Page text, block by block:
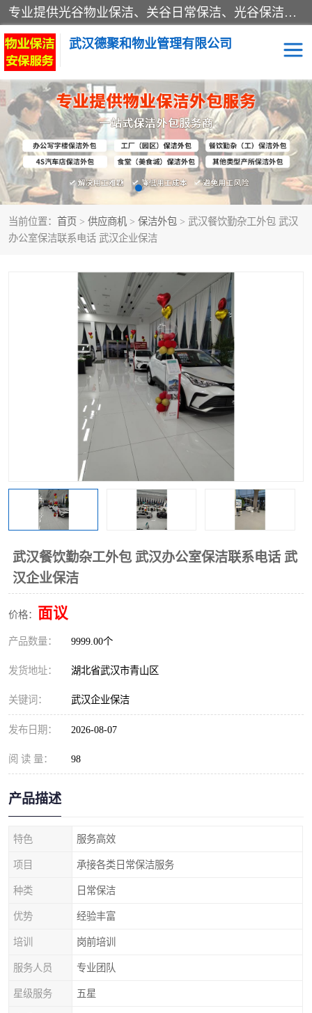
专业提供光谷物业保洁、关谷日常保洁、光谷保洁外包及武汉其他城区的单位日常保洁 武汉德聚和物业管理有限公司致力于打造中国专业物业保洁服务、日常保洁及其他保洁清洗外包服务。自公司成立以来提倡以先进的物业管理理念和模式经营，谋篇布局，以“至诚服务、精益求精、规范管理、锐意拓新”为质量方针，强化内部管理，为业主提供专业化、标准化和精细化的全方位物业服务，管理服务水平得到了广大业主和业内人士的一致好评。
武汉德聚和物业管理有限公司
当前位置： 首页 > 供应商机 > 保洁外包 > 武汉餐饮勤杂工外包 武汉
办公室保洁联系电话 武汉企业保洁
武汉餐饮勤杂工外包 武汉办公室保洁联系电话 武
汉企业保洁
价格： 面议
产品数量： 9999.00个
发货地址： 湖北省武汉市青山区
关键词： 武汉企业保洁
发布日期： 2026-08-07
阅 读 量： 98
产品描述
特色 服务高效
项目 承接各类日常保洁服务
种类 日常保洁
优势 经验丰富
培训 岗前培训
服务人员 专业团队
星级服务 五星
保洁外包